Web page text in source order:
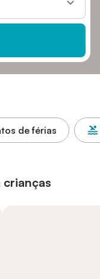
de férias
crianças